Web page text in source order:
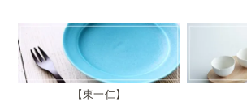
東一仁